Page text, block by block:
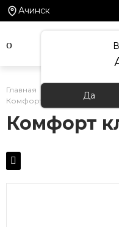
Ачинск
Да
Главная Каталог товаров
Комфорт клеевой
Комфорт